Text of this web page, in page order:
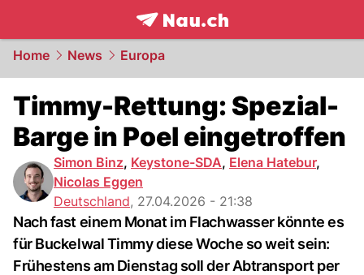
frontpage.NAU.ch
Home News Europa
Timmy-Rettung: Spezial-
Barge in Poel eingetroffen
Simon Binz, Keystone-SDA, Elena Hatebur,
Nicolas Eggen
Deutschland, 27.04.2026 - 21:38
Nach fast einem Monat im Flachwasser könnte es
für Buckelwal Timmy diese Woche so weit sein:
Frühestens am Dienstag soll der Abtransport per